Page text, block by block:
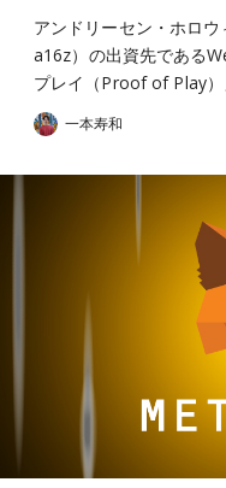
アンドリーセン・ホロ
a16z）の出資先である
プレイ（Proof of Play
一本寿和